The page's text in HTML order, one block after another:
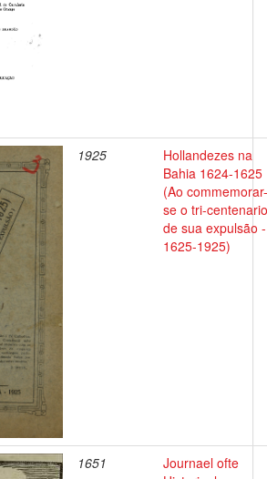
1925
Hollandezes na
Bahia 1624-1625
(Ao commemorar-
se o tri-centenario
de sua expulsão -
1625-1925)
1651
Journael ofte